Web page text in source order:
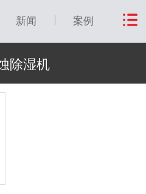
新闻 案例
除湿机